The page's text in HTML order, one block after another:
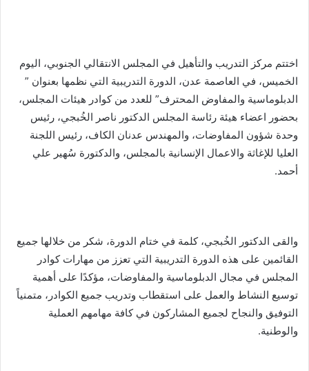
اختتم مركز التدريب والتأهيل في المجلس الانتقالي الجنوبي، اليوم
الخميس، في العاصمة عدن، الدورة التدريبية التي نظمها بعنوان ”
الدبلوماسية والمفاوض المحترف” للعدد من كوادر هيئات المجلس،
بحضور اعضاء هيئة رئاسة المجلس الدكتور ناصر الخُبجي، رئيس
وحدة شؤون المفاوضات، والمهندس عدنان الكاف، رئيس اللجنة
العليا للإغاثة والاعمال الإنسانية بالمجلس، والدكتورة سُهير علي
أحمد.
والقى الدكتور الخُبجي، كلمة في ختام الدورة، شكر من خلالها جميع
القائمين على هذه الدورة التدريبية التي تعزز من مهارات كوادر
المجلس في مجال الدبلوماسية والمفاوضات، مؤكدًا على أهمية
توسيع النشاط والعمل على استقطاب وتدريب جميع الكوادر، متمنياً
التوفيق والنجاح لجميع المشاركون في كافة مهامهم العملية
والوطنية.